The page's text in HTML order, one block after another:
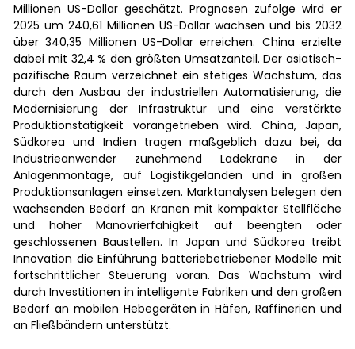
Millionen US-Dollar geschätzt. Prognosen zufolge wird er
2025 um 240,61 Millionen US-Dollar wachsen und bis 2032
über 340,35 Millionen US-Dollar erreichen. China erzielte
dabei mit 32,4 % den größten Umsatzanteil. Der asiatisch-
pazifische Raum verzeichnet ein stetiges Wachstum, das
durch den Ausbau der industriellen Automatisierung, die
Modernisierung der Infrastruktur und eine verstärkte
Produktionstätigkeit vorangetrieben wird. China, Japan,
Südkorea und Indien tragen maßgeblich dazu bei, da
Industrieanwender zunehmend Ladekrane in der
Anlagenmontage, auf Logistikgeländen und in großen
Produktionsanlagen einsetzen. Marktanalysen belegen den
wachsenden Bedarf an Kranen mit kompakter Stellfläche
und hoher Manövrierfähigkeit auf beengten oder
geschlossenen Baustellen. In Japan und Südkorea treibt
Innovation die Einführung batteriebetriebener Modelle mit
fortschrittlicher Steuerung voran. Das Wachstum wird
durch Investitionen in intelligente Fabriken und den großen
Bedarf an mobilen Hebegeräten in Häfen, Raffinerien und
an Fließbändern unterstützt.